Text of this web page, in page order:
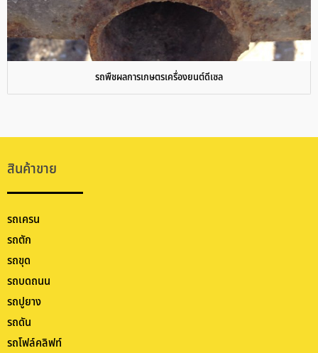
รถพืชผลการเกษตรเครื่องยนต์ดีเซล
สินค้าขาย
รถเครน
รถตัก
รถขุด
รถบดถนน
รถปูยาง
รถดัน
รถโฟล์คลิฟท์